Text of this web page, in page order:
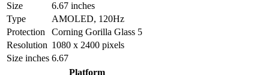
Size
6.67 inches
Type
AMOLED, 120Hz
Protection
Corning Gorilla Glass 5
Resolution 1080 x 2400 pixels
Size inches 6.67
Platform